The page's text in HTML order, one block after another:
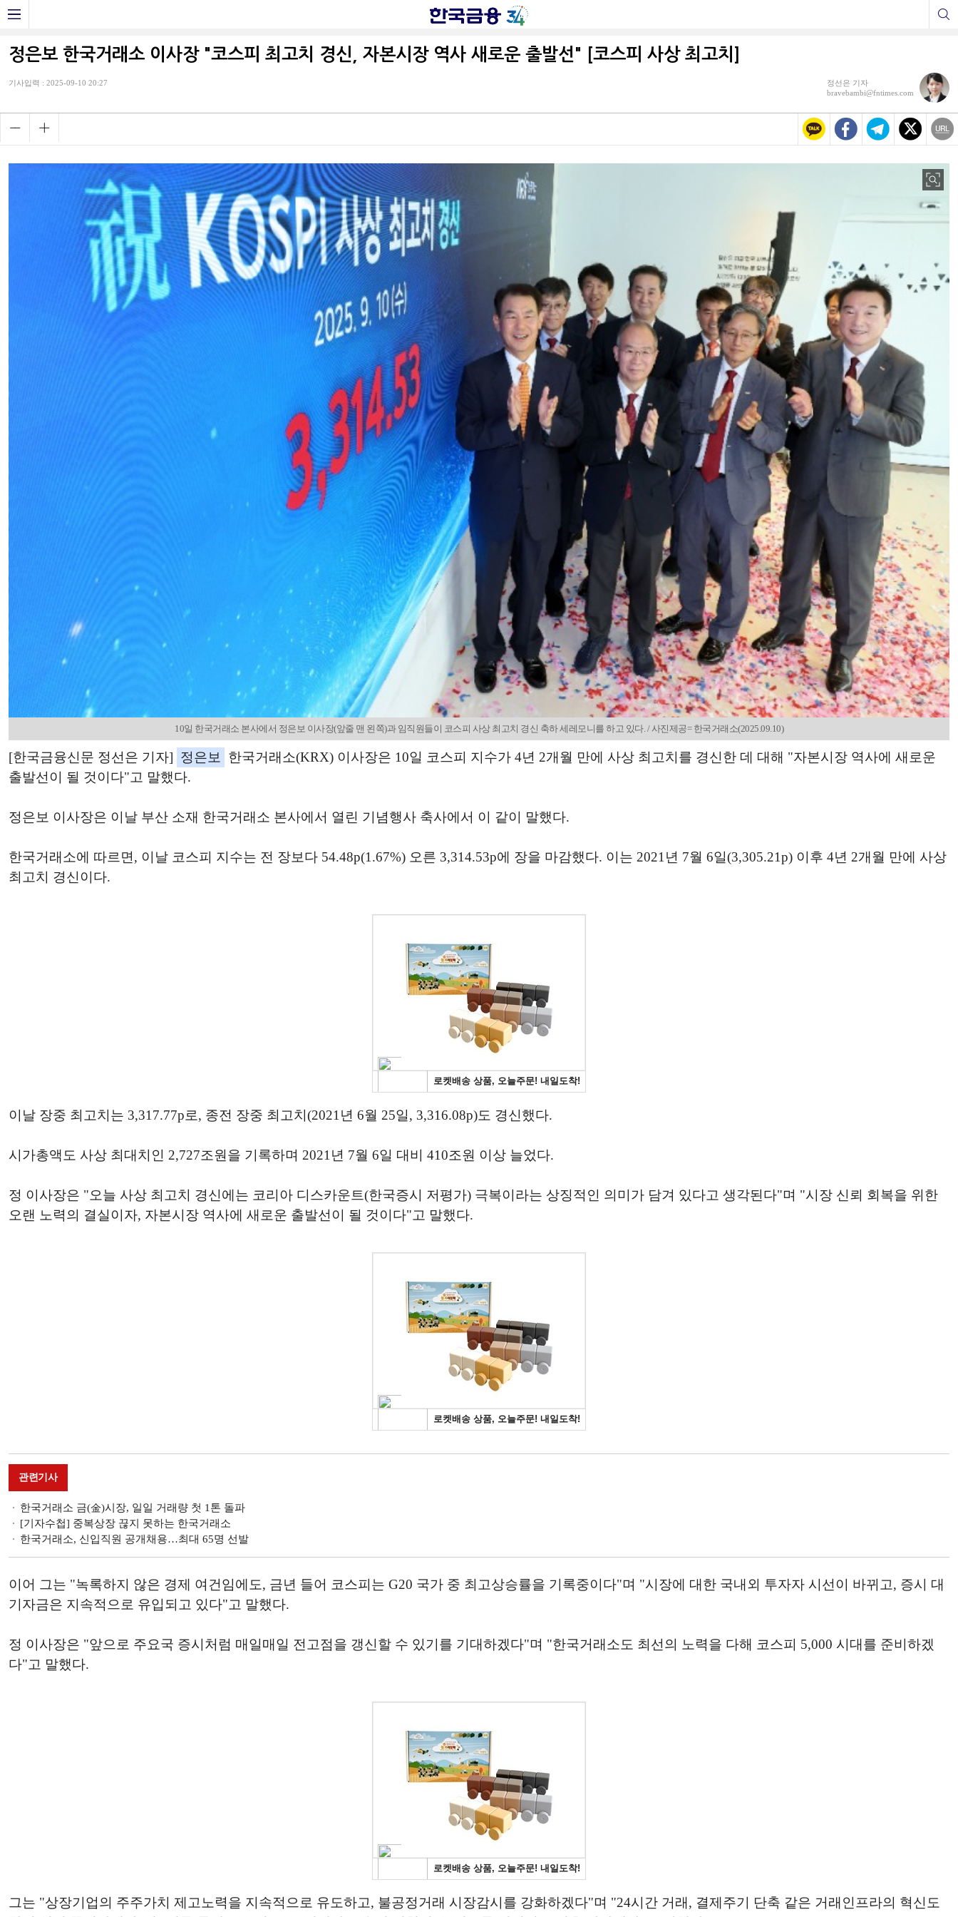
정은보 한국거래소 이사장 "코스피 최고치 경신, 자본시장 역사 새로운 출발선" [코스피 사상 최고치]
기사입력 : 2025-09-10 20:27
정선은 기자
bravebambi@fntimes.com
10일 한국거래소 본사에서 정은보 이사장(앞줄 맨 왼쪽)과 임직원들이 코스피 사상 최고치 경신 축하 세레모니를 하고 있다. / 사진제공= 한국거래소(2025.09.10)
[한국금융신문 정선은 기자] 정은보
한국거래소(KRX) 이사장은 10일 코스피 지수가 4년 2개월 만에 사상 최고치를 경신한 데 대해 "자본시장 역사에 새로운
출발선이 될 것이다"고 말했다.
정은보 이사장은 이날 부산 소재 한국거래소 본사에서 열린 기념행사 축사에서 이 같이 말했다.
한국거래소에 따르면, 이날 코스피 지수는 전 장보다 54.48p(1.67%) 오른 3,314.53p에 장을 마감했다. 이는 2021년 7월 6일(3,305.21p) 이후 4년 2개월 만에 사상
최고치 경신이다.
이날 장중 최고치는 3,317.77p로, 종전 장중 최고치(2021년 6월 25일, 3,316.08p)도 경신했다.
시가총액도 사상 최대치인 2,727조원을 기록하며 2021년 7월 6일 대비 410조원 이상 늘었다.
정 이사장은 "오늘 사상 최고치 경신에는 코리아 디스카운트(한국증시 저평가) 극복이라는 상징적인 의미가 담겨 있다고 생각된다"며 "시장 신뢰 회복을 위한
오랜 노력의 결실이자, 자본시장 역사에 새로운 출발선이 될 것이다"고 말했다.
관련기사
한국거래소 금(金)시장, 일일 거래량 첫 1톤 돌파
[기자수첩] 중복상장 끊지 못하는 한국거래소
한국거래소, 신입직원 공개채용…최대 65명 선발
이어 그는 "녹록하지 않은 경제 여건임에도, 금년 들어 코스피는 G20 국가 중 최고상승률을 기록중이다"며 "시장에 대한 국내외 투자자 시선이 바뀌고, 증시 대
기자금은 지속적으로 유입되고 있다"고 말했다.
정 이사장은 "앞으로 주요국 증시처럼 매일매일 전고점을 갱신할 수 있기를 기대하겠다"며 "한국거래소도 최선의 노력을 다해 코스피 5,000 시대를 준비하겠
다"고 말했다.
그는 "상장기업의 주주가치 제고노력을 지속적으로 유도하고, 불공정거래 시장감시를 강화하겠다"며 "24시간 거래, 결제주기 단축 같은 거래인프라의 혁신도